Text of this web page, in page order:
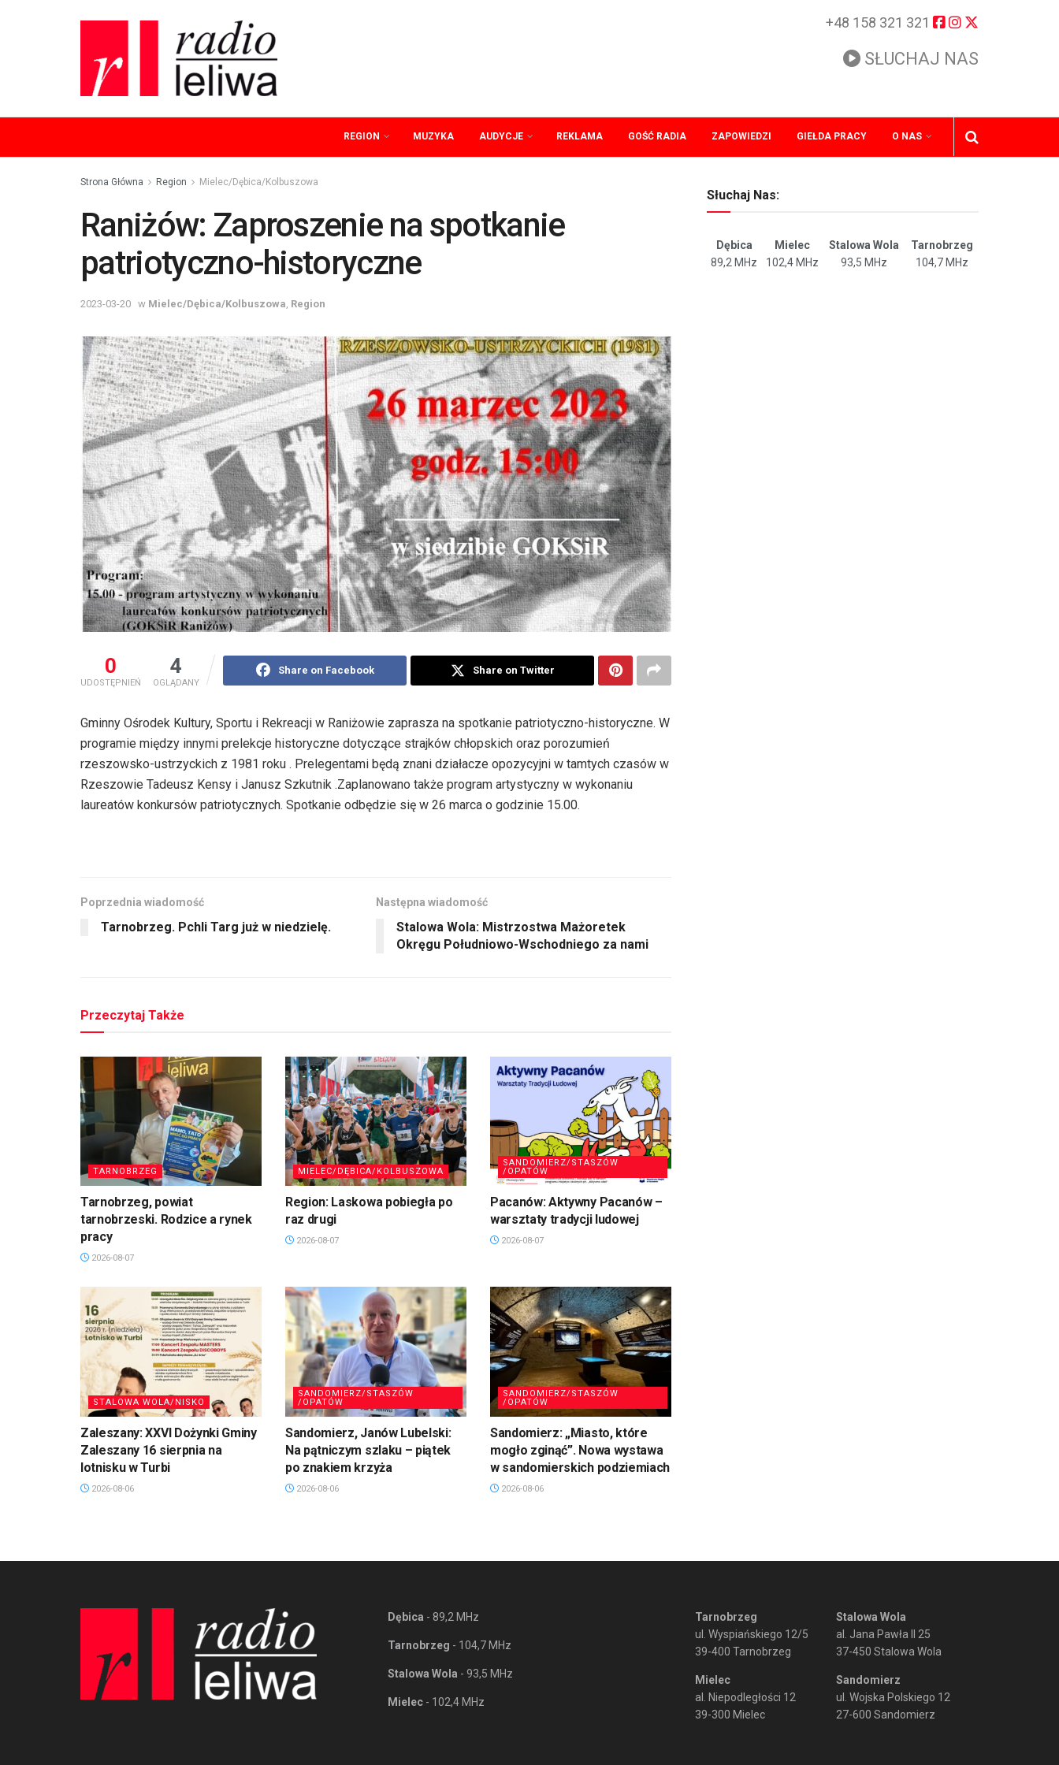
+48 158 321 321
SŁUCHAJ NAS
REGION MUZYKA AUDYCJE REKLAMA GOŚĆ RADIA ZAPOWIEDZI GIEŁDA PRACY O NAS
Strona Główna Region Mielec/Dębica/Kolbuszowa
Raniżów: Zaproszenie na spotkanie
patriotyczno-historyczne
2023-03-20 w Mielec/Dębica/Kolbuszowa Region
0
UDOSTĘPNIEŃ
4
OGLĄDANY
Share on Facebook Share on Twitter
Gminny Ośrodek Kultury, Sportu i Rekreacji w Raniżowie zaprasza na spotkanie patriotyczno-historyczne. W
programie między innymi prelekcje historyczne dotyczące strajków chłopskich oraz porozumień
rzeszowsko-ustrzyckich z 1981 roku . Prelegentami będą znani działacze opozycyjni w tamtych czasów w
Rzeszowie Tadeusz Kensy i Janusz Szkutnik .Zaplanowano także program artystyczny w wykonaniu
laureatów konkursów patriotycznych. Spotkanie odbędzie się w 26 marca o godzinie 15.00.
Poprzednia wiadomość
Tarnobrzeg. Pchli Targ już w niedzielę.
Następna wiadomość
Stalowa Wola: Mistrzostwa Mażoretek
Okręgu Południowo-Wschodniego za nami
Przeczytaj Także
TARNOBRZEG
Tarnobrzeg, powiat
tarnobrzeski. Rodzice a rynek
pracy
2026-08-07
MIELEC/DĘBICA/KOLBUSZOWA
Region: Laskowa pobiegła po
raz drugi
2026-08-07
SANDOMIERZ/STASZÓW
/OPATÓW
Pacanów: Aktywny Pacanów –
warsztaty tradycji ludowej
2026-08-07
STALOWA WOLA/NISKO
Zaleszany: XXVI Dożynki Gminy
Zaleszany 16 sierpnia na
lotnisku w Turbi
2026-08-06
SANDOMIERZ/STASZÓW
/OPATÓW
Sandomierz, Janów Lubelski:
Na pątniczym szlaku – piątek
po znakiem krzyża
2026-08-06
SANDOMIERZ/STASZÓW
/OPATÓW
Sandomierz: „Miasto, które
mogło zginąć”. Nowa wystawa
w sandomierskich podziemiach
2026-08-06
Słuchaj Nas:
Dębica Mielec Stalowa Wola
Tarnobrzeg
89,2 MHz
102,4 MHz 93,5 MHz 104,7 MHz
Dębica - 89,2 MHz
Tarnobrzeg - 104,7 MHz
Stalowa Wola - 93,5 MHz
Mielec - 102,4 MHz
Tarnobrzeg
ul. Wyspiańskiego 12/5
39-400 Tarnobrzeg
Mielec
al. Niepodległości 12
39-300 Mielec
Stalowa Wola
al. Jana Pawła II 25
37-450 Stalowa Wola
Sandomierz
ul. Wojska Polskiego 12
27-600 Sandomierz